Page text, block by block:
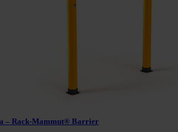
– Rack-Mammut® Barrier